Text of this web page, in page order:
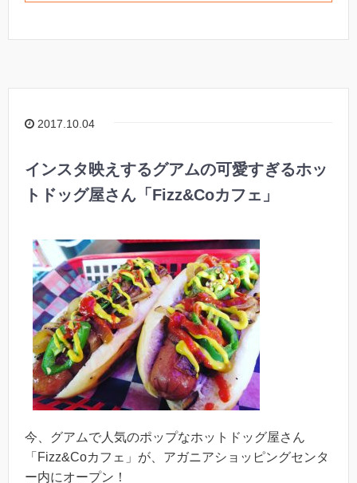
2017.10.04
インスタ映えするグアムの可愛すぎるホッ
トドッグ屋さん「Fizz&Coカフェ」
今、グアムで人気のポップなホットドッグ屋さん
「Fizz&Coカフェ」が、アガニアショッピングセンタ
ー内にオープン！